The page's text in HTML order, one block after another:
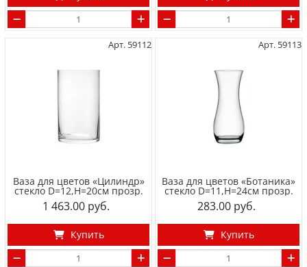
Арт. 59112
Ваза для цветов «Цилиндр»
стекло D=12,H=20см прозр.
1 463.00
Купить
Арт. 59113
Ваза для цветов «Ботаника»
стекло D=11,H=24см прозр.
283.00
Купить